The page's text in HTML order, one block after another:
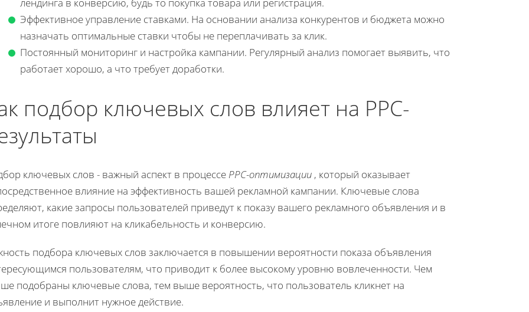
Эффективное управление ставками. На основании анализа конкурентов и бюджета можно
назначать оптимальные ставки чтобы не переплачивать за клик.
Постоянный мониторинг и настройка кампании. Регулярный анализ помогает выявить, что
работает хорошо, а что требует доработки.
подбор ключевых слов влияет на PPC-
ключевых слов - важный аспект в процессе PPC-оптимизации , который оказывает
влияние на эффективность вашей рекламной кампании. Ключевые слова
какие запросы пользователей приведут к показу вашего рекламного объявления и в
итоге повлияют на кликабельность и конверсию.
подбора ключевых слов заключается в повышении вероятности показа объявления
пользователям, что приводит к более высокому уровню вовлеченности. Чем
подобраны ключевые слова, тем выше вероятность, что пользователь кликнет на
и выполнит нужное действие.